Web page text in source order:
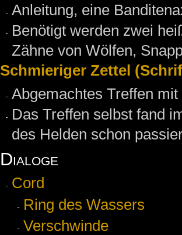
Anleitung, eine
Benötigt werden zwei
Zähne von Wölfen,
Schmieriger Zettel
Abgemachtes Treffen
Das Treffen selbst fand
des Helden schon
Dialoge
Cord
Ring des Wassers
Verschwinde